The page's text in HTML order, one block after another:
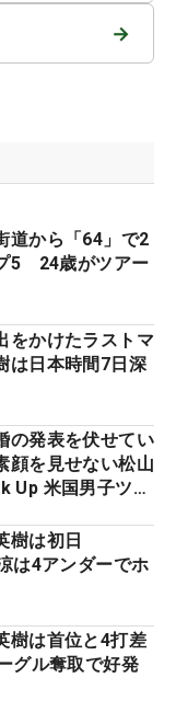
→
道から「64」で2
5 24歳がツアー
をかけたラストマ
日本時間7日深
の発表を伏せてい
顔を見せない松山
Up 米国男子ツア
樹は初日
は4アンダーでホ
樹は首位と4打差
グル奪取で好発